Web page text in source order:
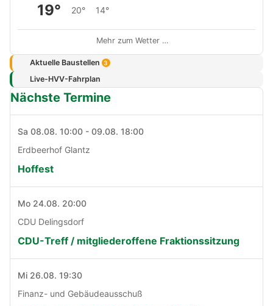
19° 20° 14°
Mehr zum Wetter …
Aktuelle Baustellen 3
Live-HVV-Fahrplan
Nächste Termine
Sa 08.08. 10:00 - 09.08. 18:00
Erdbeerhof Glantz
Hoffest
Mo 24.08. 20:00
CDU Delingsdorf
CDU-Treff / mitgliederoffene Fraktionssitzung
Mi 26.08. 19:30
Finanz- und Gebäudeausschuß